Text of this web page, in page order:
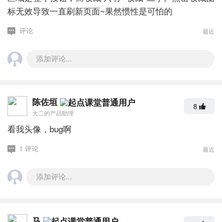
标无效导致一直刷新页面~果然惯性是可怕的
评论 最近
添加评论...
陈佐垣
大二的产品助理
8
看我头像，bug啊
1 评论 最近
添加评论...